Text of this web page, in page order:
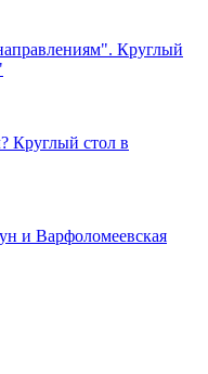
Круглый
Круглый стол в
и Варфоломеевская